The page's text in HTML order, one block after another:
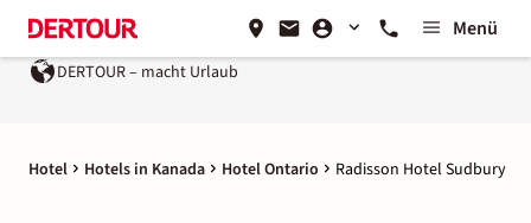
Menü
DERTOUR – macht Urlaub
Hotel Hotels in Kanada Hotel Ontario Radisson Hotel Sudbury